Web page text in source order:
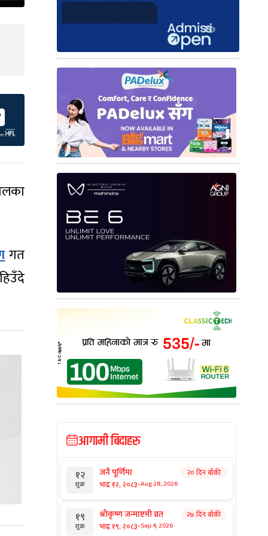
गत
आगामी बिदाहरु
१२
शुक्र
जनै पूर्णिमा
भाद्र १२, २०८३-Aug 28, 2026
२० दिन बाँकी
१९
शुक्र
श्रीकृष्ण जन्माष्टमी व्रत
भाद्र १९, २०८३-Sep 4, 2026
२७ दिन बाँकी